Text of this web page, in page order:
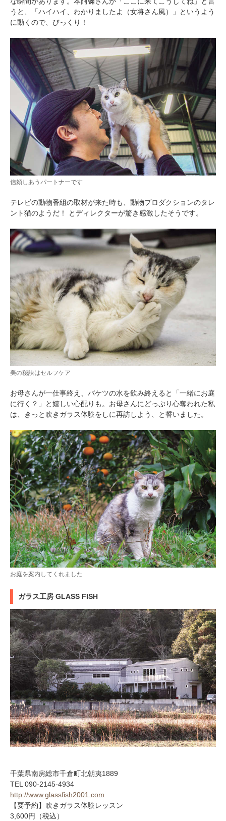
うと、「ハイハイ、わかりましたよ（女将さん風）」というよう
に動くので、びっくり！
信頼しあうパートナーです
テレビの動物番組の取材が来た時も、動物プロダクションのタレ
ント猫のようだ！ とディレクターが驚き感激したそうです。
美の秘訣はセルフケア
お母さんが一仕事終え、バケツの水を飲み終えると「一緒にお庭
に行く？」と嬉しい心配りも。お母さんにどっぷり心奪われた私
は、きっと吹きガラス体験をしに再訪しよう、と誓いました。
お庭を案内してくれました
ガラス工房 GLASS FISH
千葉県南房総市千倉町北朝夷1889
TEL 090-2145-4934
http://www.glassfish2001.com
【要予約】吹きガラス体験レッスン
3,600円（税込）
いぬ部をフォロー
ねこ部をフォロー
アプリをダウンロードする